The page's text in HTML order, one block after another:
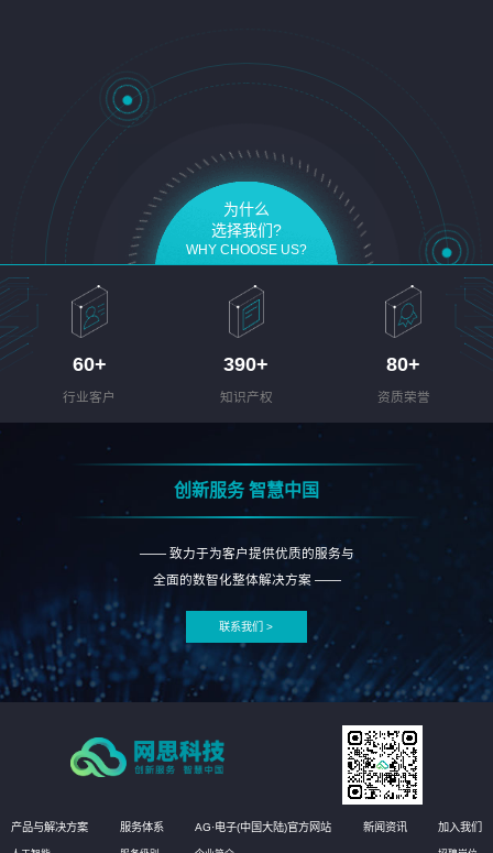
为什么
选择我们?
WHY CHOOSE US?
60+
行业客户
390+
知识产权
80+
资质荣誉
创新服务 智慧中国
—— 致力于为客户提供优质的服务与
全面的数智化整体解决方案 ——
联系我们 >
产品与解决方案 服务体系 AG·电子(中国大陆)官方网站 新闻资讯 加入我们